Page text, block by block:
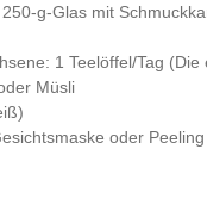
g-Glas mit
1 Teelöffel/Tag
Müsli
oder Peeling